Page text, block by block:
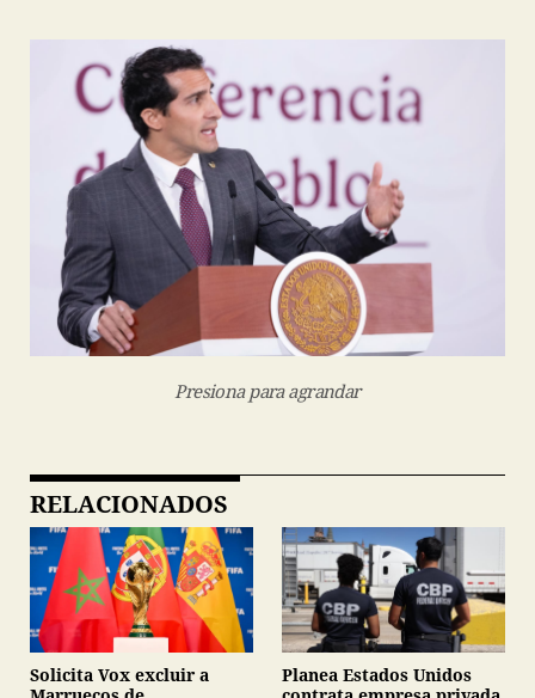
Presiona para agrandar
RELACIONADOS
Solicita Vox excluir a
Planea Estados Unidos